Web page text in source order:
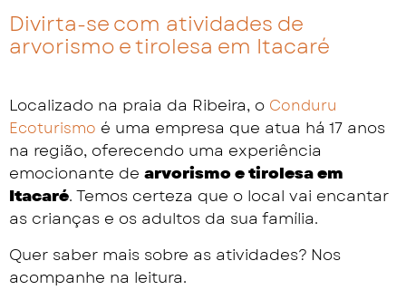
Divirta-se com atividades de
arvorismo e tirolesa em Itacaré
Localizado na praia da Ribeira, o Conduru
Ecoturismo é uma empresa que atua há 17 anos
na região, oferecendo uma experiência
emocionante de arvorismo e tirolesa em
Itacaré. Temos certeza que o local vai encantar
as crianças e os adultos da sua família.
Quer saber mais sobre as atividades? Nos
acompanhe na leitura.